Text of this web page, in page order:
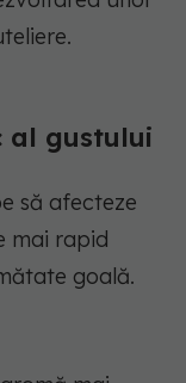
al gustului
să afecteze
mai rapid
goală.